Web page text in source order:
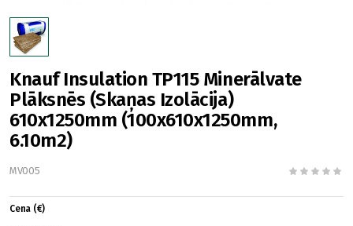
Knauf Insulation TP115 Minerālvate
Plāksnēs (Skaņas Izolācija)
610x1250mm (100x610x1250mm,
6.10m2)
MV005
Cena (€)